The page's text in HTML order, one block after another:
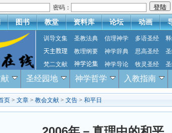
密码：
图书 教堂 资料库 论坛 动画
训导文集 圣教法典 信理神学 多语圣经
天主教理
教理纲要 神学辞典 思高圣经
梵二文献
神学论集 神学导论 牧灵圣经
圣经园地 神学哲学 入教指南
页 > 文章 > 教会文献 > 文告 > 和平日